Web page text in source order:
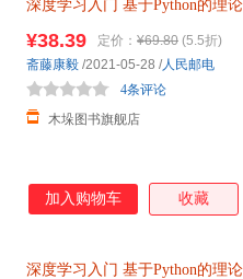
深度学习入门 基于Python的理
¥38.39 定价： ¥69.80 (5.5折)
木垛图书旗舰店
4条评论
斋藤康毅 /2021-05-28 /人民邮电
加入购物车 收藏
深度学习入门 基于Python的理